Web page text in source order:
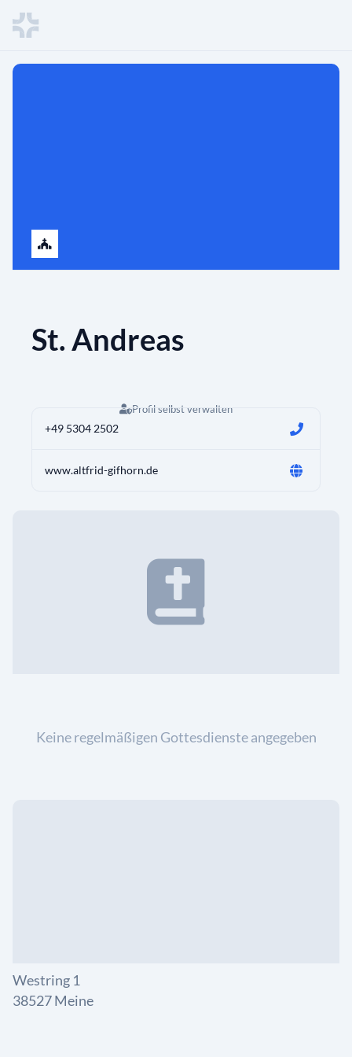
St. Andreas
Profil selbst verwalten
+49 5304 2502
www.altfrid-gifhorn.de
Keine regelmäßigen Gottesdienste angegeben
Westring 1
38527 Meine